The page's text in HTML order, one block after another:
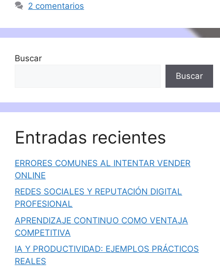
2 comentarios
Buscar
Buscar
Entradas recientes
ERRORES COMUNES AL INTENTAR VENDER
ONLINE
REDES SOCIALES Y REPUTACIÓN DIGITAL
PROFESIONAL
APRENDIZAJE CONTINUO COMO VENTAJA
COMPETITIVA
IA Y PRODUCTIVIDAD: EJEMPLOS PRÁCTICOS
REALES